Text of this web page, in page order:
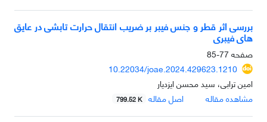
بررسی اثر قطر و جنس فیبر بر ضریب انتقال حرارت تابشی در عایق
های فیبری
صفحه77-85
10.22034/joae.2024.429623.1210
امین ترابی، سید محسن ایزدیار
مشاهده مقاله
اصل مقاله 799.52 K